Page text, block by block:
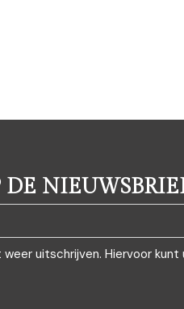
uitschrijven. Hiervoor